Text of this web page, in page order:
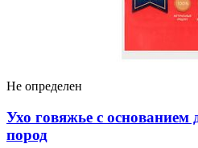
Не определен
Ухо говяжье с основанием
пород